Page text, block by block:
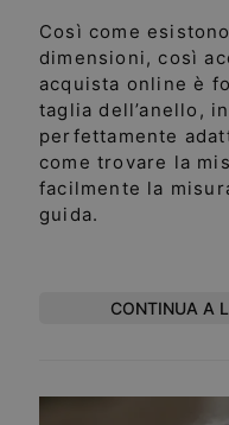
Così come
dimensioni, così
acquista online è
taglia dell’anello,
perfettamente
come trovare la
facilmente la
guida.
CONTINUA A